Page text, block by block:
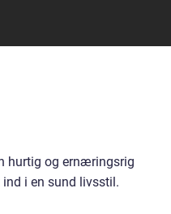
hurtig og ernæringsrig
i en sund livsstil.